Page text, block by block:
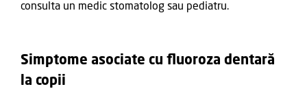
consulta un medic stomatolog sau pediatru.
Simptome asociate cu fluoroza dentară
la copii